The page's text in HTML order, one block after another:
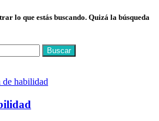
lo que estás buscando. Quizá la búsqueda